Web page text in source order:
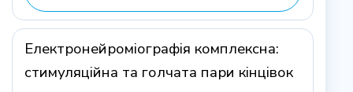
Електронейроміографія комплексна:
стимуляційна та голчата пари кінцівок